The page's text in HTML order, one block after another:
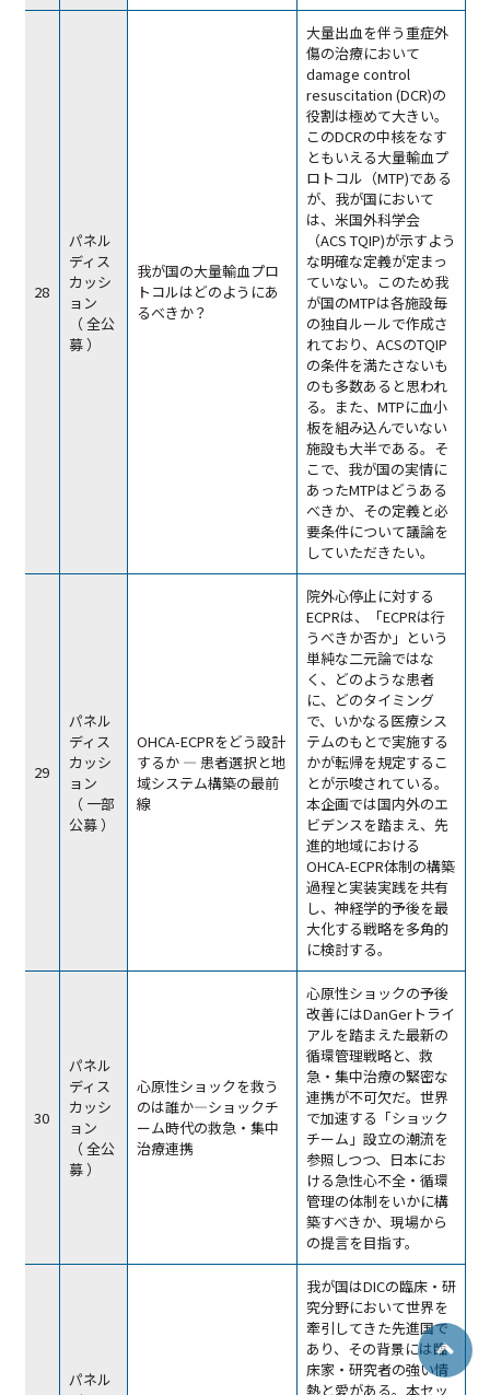
28
パネル
ディス
カッシ
ョン
（ 全公
募 ）
我が国の大量輸血プロ
トコルはどのようにあ
るべきか？
大量出血を伴う重症外
傷の治療において
damage control
resuscitation (DCR)の
役割は極めて大きい。
このDCRの中核をなす
ともいえる大量輸血プ
ロトコル（MTP)である
が、我が国において
は、米国外科学会
（ACS TQIP)が示すよう
な明確な定義が定まっ
ていない。このため我
が国のMTPは各施設毎
の独自ルールで作成さ
れており、ACSのTQIP
の条件を満たさないも
のも多数あると思われ
る。また、MTPに血小
板を組み込んでいない
施設も大半である。そ
こで、我が国の実情に
あったMTPはどうある
べきか、その定義と必
要条件について議論を
していただきたい。
29
パネル
ディス
カッシ
ョン
（ 一部
公募 ）
OHCA-ECPRをどう設計
するか ― 患者選択と地
域システム構築の最前
線
院外心停止に対する
ECPRは、「ECPRは行
うべきか否か」という
単純な二元論ではな
く、どのような患者
に、どのタイミング
で、いかなる医療シス
テムのもとで実施する
かが転帰を規定するこ
とが示唆されている。
本企画では国内外のエ
ビデンスを踏まえ、先
進的地域における
OHCA-ECPR体制の構築
過程と実装実践を共有
し、神経学的予後を最
大化する戦略を多角的
に検討する。
30
パネル
ディス
カッシ
ョン
（ 全公
募 ）
心原性ショックを救う
のは誰か―ショックチ
ーム時代の救急・集中
治療連携
心原性ショックの予後
改善にはDanGerトライ
アルを踏まえた最新の
循環管理戦略と、救
急・集中治療の緊密な
連携が不可欠だ。世界
で加速する「ショック
チーム」設立の潮流を
参照しつつ、日本にお
ける急性心不全・循環
管理の体制をいかに構
築すべきか、現場から
の提言を目指す。
パネル
我が国はDICの臨床・研
究分野において世界を
牽引してきた先進国で
あり、その背景には臨
床家・研究者の強い情
熱と愛がある。本セッ